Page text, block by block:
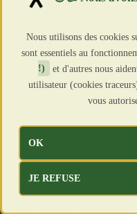
Et voici qu’on reparle de
Blanquer, a dit qu’il était
comme d’autres langues,
de Jean-Jacques Bourdin,
nationale donne l’occasion
désireux de l’apprendre
bien précisé que ces
Nous utilisons des cookies
sont essentiels au
!)
et d'autres nous
utilisateur (cookies
vous
OK
JE REFUSE